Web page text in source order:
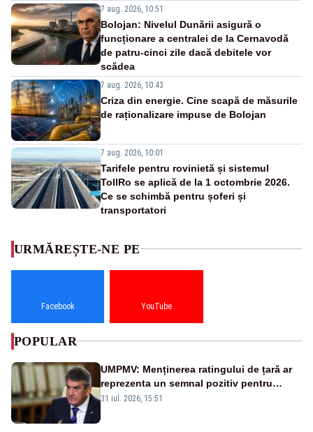
7 aug. 2026, 10:51
Bolojan: Nivelul Dunării asigură o
funcționare a centralei de la Cernavodă
de patru-cinci zile dacă debitele vor
scădea
7 aug. 2026, 10:43
Criza din energie. Cine scapă de măsurile
de raționalizare impuse de Bolojan
7 aug. 2026, 10:01
Tarifele pentru rovinietă și sistemul
TollRo se aplică de la 1 octombrie 2026.
Ce se schimbă pentru șoferi și
transportatori
URMĂREȘTE-NE PE
Facebook YouTube
POPULAR
UMPMV: Menținerea ratingului de țară ar
reprezenta un semnal pozitiv pentru
România. Autoritățile trebuie să continue
31 iul. 2026, 15:51